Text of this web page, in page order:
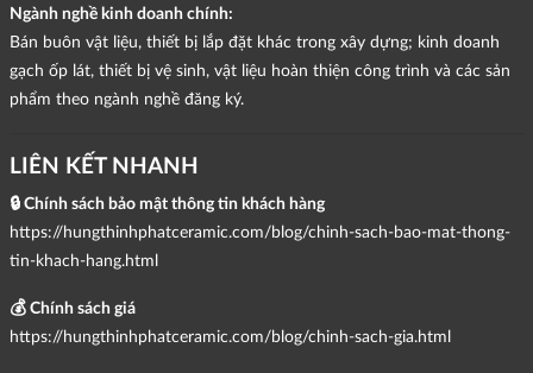
Ngành nghề kinh doanh chính:
Bán buôn vật liệu, thiết bị lắp đặt khác trong xây dựng; kinh doanh
gạch ốp lát, thiết bị vệ sinh, vật liệu hoàn thiện công trình và các sản
phẩm theo ngành nghề đăng ký.
LIÊN KẾT NHANH
🔒 Chính sách bảo mật thông tin khách hàng
https://hungthinhphatceramic.com/blog/chinh-sach-bao-mat-thong-
tin-khach-hang.html
💰 Chính sách giá
https://hungthinhphatceramic.com/blog/chinh-sach-gia.html